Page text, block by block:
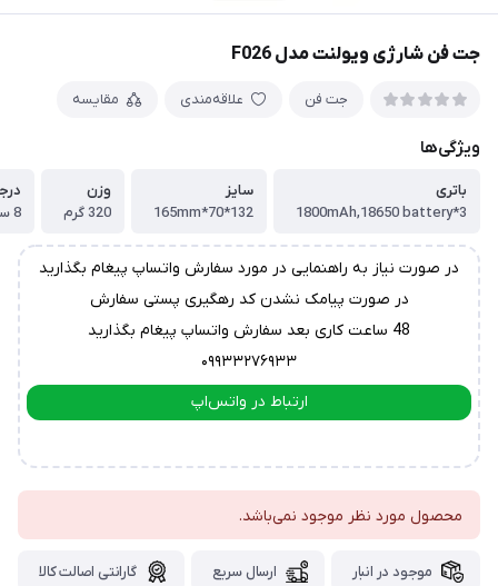
جت فن شارژی ویولنت مدل F026
جت فن علاقه‌مندی مقایسه
ویژگی‌ها
باتری
3*1800mAh,18650 battery
سایز
132*70*165mm
وزن
320 گرم
8 سرعت متفاوت
در صورت نیاز به راهنمایی در مورد سفارش واتساپ پیغام بگذارید
در صورت پیامک نشدن کد رهگیری پستی سفارش
48 ساعت کاری بعد سفارش واتساپ پیغام بگذارید
۰۹۹۳۳۲۷۶۹۳۳
ارتباط در واتس‌اپ
محصول مورد نظر موجود نمی‌باشد.
موجود در انبار ارسال سریع گارانتی اصالت کالا